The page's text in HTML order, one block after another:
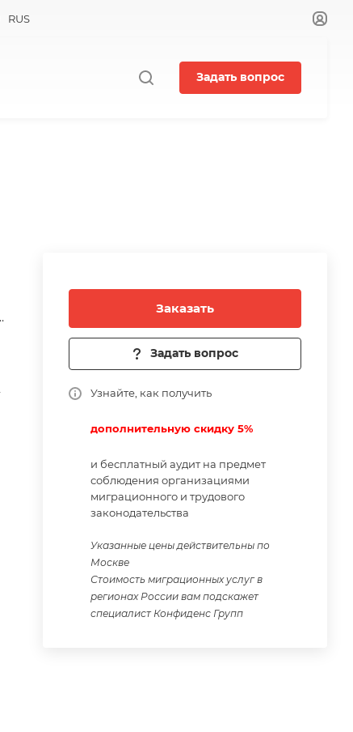
RUS
Задать вопрос
Заказать
Задать вопрос
Узнайте, как получить
дополнительную скидку 5%
и бесплатный аудит на предмет
соблюдения организациями
миграционного и трудового
законодательства
Указанные цены действительны по
Москве
Стоимость миграционных услуг в
регионах России вам подскажет
специалист Конфиденс Групп